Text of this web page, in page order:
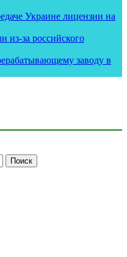
Украине лицензии на
из-за российского
заводу в